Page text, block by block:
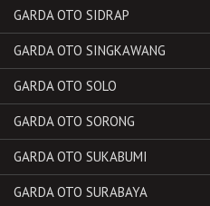
GARDA OTO SIDRAP
GARDA OTO SINGKAWANG
GARDA OTO SOLO
GARDA OTO SORONG
GARDA OTO SUKABUMI
GARDA OTO SURABAYA